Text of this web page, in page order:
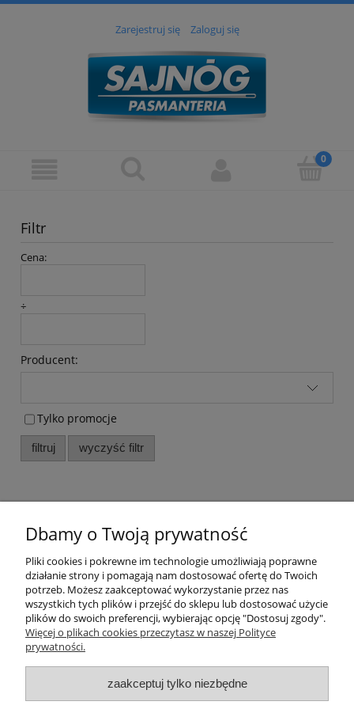
Zarejestruj się Zaloguj się
Filtr
Cena:
÷
Producent:
Tylko promocje
filtruj wyczyść filtr
Zamek żyłka 18cm nierozdzielczy spodniowy
Dostępność:duża ilość
Wysyłka w:3 dni
Informacje
Pomoc
Dbamy o Twoją prywatność
Pliki cookies i pokrewne im technologie umożliwiają poprawne
działanie strony i pomagają nam dostosować ofertę do Twoich
potrzeb. Możesz zaakceptować wykorzystanie przez nas
wszystkich tych plików i przejść do sklepu lub dostosować użycie
plików do swoich preferencji, wybierając opcję "Dostosuj zgody".
Więcej o plikach cookies przeczytasz w naszej Polityce
prywatności.
zaakceptuj tylko niezbędne